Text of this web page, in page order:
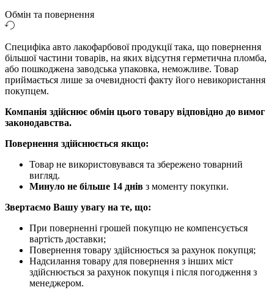
Обмін та повернення
Специфіка авто лакофарбової продукції така, що повернення
більшої частини товарів, на яких відсутня герметична пломба,
або пошкоджена заводська упаковка, неможливе. Товар
приймається лише за очевидності факту його невикористання
покупцем.
Компанія здійснює обмін цього товару відповідно до вимог
законодавства.
Повернення здійснюється якщо:
Товар не використовувався та збережено товарний
вигляд.
Минуло не більше 14 днів з моменту покупки.
Звертаємо Вашу увагу на те, що:
При поверненні грошей покупцю не компенсується
вартість доставки;
Повернення товару здійснюється за рахунок покупця;
Надсилання товару для повернення з інших міст
здійснюється за рахунок покупця і після погодження з
менеджером.